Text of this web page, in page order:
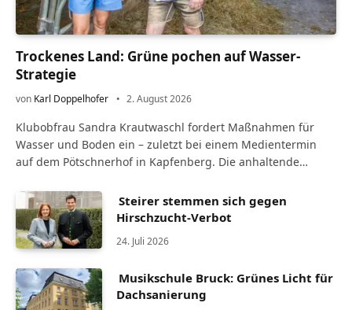
Trockenes Land: Grüne pochen auf Wasser-
Strategie
von Karl Doppelhofer 2. August 2026
Klubobfrau Sandra Krautwaschl fordert Maßnahmen für
Wasser und Boden ein – zuletzt bei einem Medientermin
auf dem Pötschnerhof in Kapfenberg. Die anhaltende
aus.…
Steirer stemmen sich gegen
Hirschzucht-Verbot
24. Juli 2026
Musikschule Bruck: Grünes Licht für
Dachsanierung